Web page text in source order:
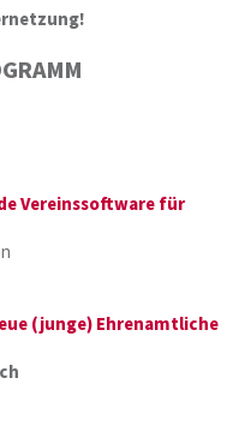
Vereinssoftware für
(junge) Ehrenamtliche